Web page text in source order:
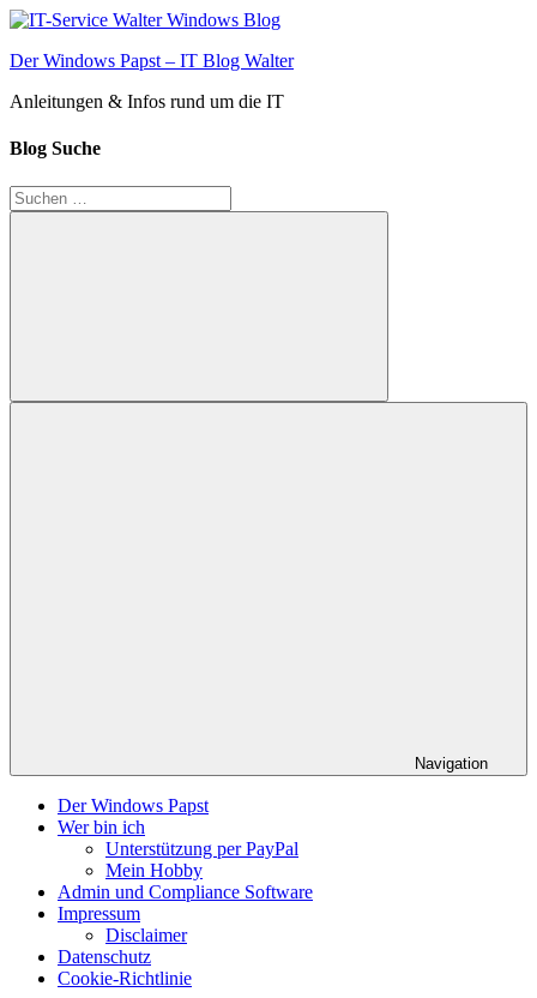
Zum
springen
Der Windows Papst – IT Blog Walter
Anleitungen & Infos rund um die IT
Blog Suche
Suchen
nach:
Suchen
Navigation
Der Windows Papst
Wer bin ich
Unterstützung per PayPal
Mein Hobby
Admin und Compliance Software
Impressum
Disclaimer
Datenschutz
Cookie-Richtlinie